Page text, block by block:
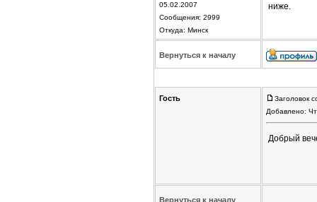
05.02.2007
Сообщения: 2999
Откуда: Минск
ниже.
Вернуться к началу
Гость
Заголовок
Добавлено:
Добрый
Вернуться к началу